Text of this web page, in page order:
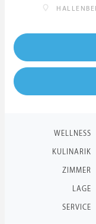
WELLNESS
KULINARIK
ZIMMER
LAGE
SERVICE